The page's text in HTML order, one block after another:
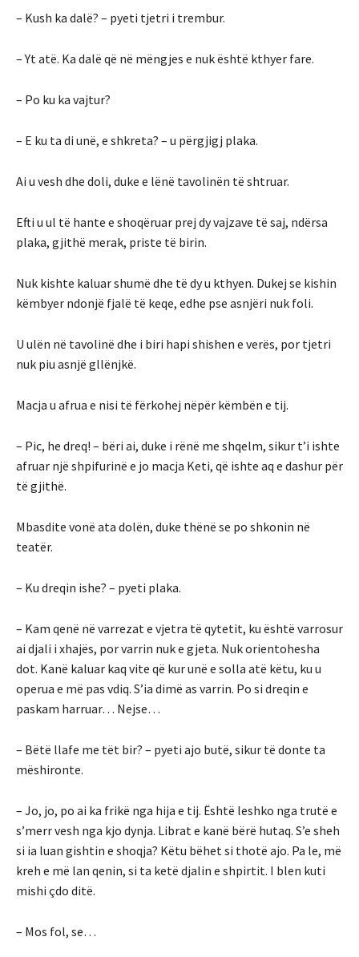
– Kush ka dalë? – pyeti tjetri i trembur.
– Yt atë. Ka dalë që në mëngjes e nuk është kthyer fare.
– Po ku ka vajtur?
– E ku ta di unë, e shkreta? – u përgjigj plaka.
Ai u vesh dhe doli, duke e lënë tavolinën të shtruar.
Efti u ul të hante e shoqëruar prej dy vajzave të saj, ndërsa
plaka, gjithë merak, priste të birin.
Nuk kishte kaluar shumë dhe të dy u kthyen. Dukej se kishin
këmbyer ndonjë fjalë të keqe, edhe pse asnjëri nuk foli.
U ulën në tavolinë dhe i biri hapi shishen e verës, por tjetri
nuk piu asnjë gllënjkë.
Macja u afrua e nisi të fërkohej nëpër këmbën e tij.
– Pic, he dreq! – bëri ai, duke i rënë me shqelm, sikur t’i ishte
afruar një shpifurinë e jo macja Keti, që ishte aq e dashur për
të gjithë.
Mbasdite vonë ata dolën, duke thënë se po shkonin në
teatër.
– Ku dreqin ishe? – pyeti plaka.
– Kam qenë në varrezat e vjetra të qytetit, ku është varrosur
ai djali i xhajës, por varrin nuk e gjeta. Nuk orientohesha
dot. Kanë kaluar kaq vite që kur unë e solla atë këtu, ku u
operua e më pas vdiq. S’ia dimë as varrin. Po si dreqin e
paskam harruar… Nejse…
– Bëtë llafe me tët bir? – pyeti ajo butë, sikur të donte ta
mëshironte.
– Jo, jo, po ai ka frikë nga hija e tij. Është leshko nga trutë e
s’merr vesh nga kjo dynja. Librat e kanë bërë hutaq. S’e sheh
si ia luan gishtin e shoqja? Këtu bëhet si thotë ajo. Pa le, më
kreh e më lan qenin, si ta ketë djalin e shpirtit. I blen kuti
mishi çdo ditë.
– Mos fol, se…